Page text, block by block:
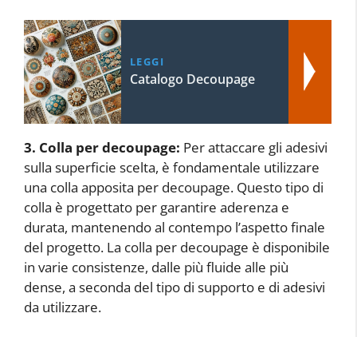
LEGGI
Catalogo Decoupage
3. Colla per decoupage: Per attaccare gli adesivi
sulla superficie scelta, è fondamentale utilizzare
una colla apposita per decoupage. Questo tipo di
colla è progettato per garantire aderenza e
durata, mantenendo al contempo l’aspetto finale
del progetto. La colla per decoupage è disponibile
in varie consistenze, dalle più fluide alle più
dense, a seconda del tipo di supporto e di adesivi
da utilizzare.